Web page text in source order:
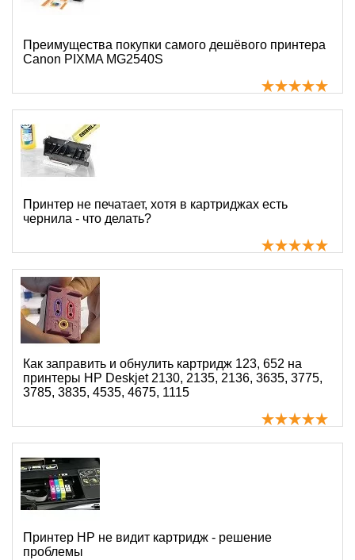
Преимущества покупки самого дешёвого принтера
Canon PIXMA MG2540S
Принтер не печатает, хотя в картриджах есть
чернила - что делать?
Как заправить и обнулить картридж 123, 652 на
принтеры HP Deskjet 2130, 2135, 2136, 3635, 3775,
3785, 3835, 4535, 4675, 1115
Принтер HP не видит картридж - решение
проблемы